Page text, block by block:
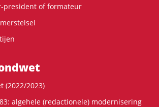
president of formateur
(2022/2023)
algehele (redactionele) modernisering